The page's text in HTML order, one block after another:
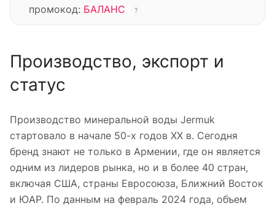
промокод: БАЛАНС ?
Производство, экспорт и
статус
Производство минеральной воды Jermuk
стартовало в начале 50-х годов XX в. Сегодня
бренд знают не только в Армении, где он является
одним из лидеров рынка, но и в более 40 стран,
включая США, страны Евросоюза, Ближний Восток
и ЮАР. По данным на февраль 2024 года, объем